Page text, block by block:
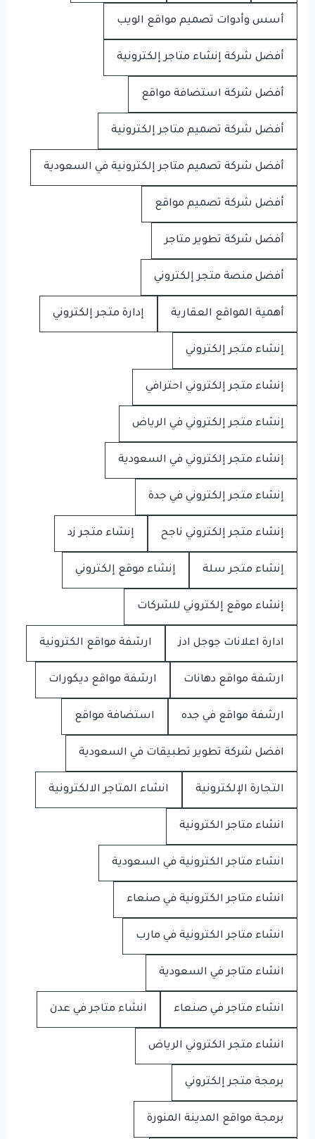
أسس وأدوات تصميم مواقع الويب
أفضل شركة إنشاء متاجر إلكترونية
أفضل شركة استضافة مواقع
أفضل شركة تصميم متاجر إلكترونية
أفضل شركة تصميم متاجر إلكترونية في السعودية
أفضل شركة تصميم مواقع
أفضل شركة تطوير متاجر
أفضل منصة متجر إلكتروني
أهمية المواقع العقارية إدارة متجر إلكتروني
إنشاء متجر إلكتروني
إنشاء متجر إلكتروني احترافي
إنشاء متجر إلكتروني في الرياض
إنشاء متجر إلكتروني في السعودية
إنشاء متجر إلكتروني في جدة
إنشاء متجر إلكتروني ناجح إنشاء متجر زد
إنشاء متجر سلة إنشاء موقع إلكتروني
إنشاء موقع إلكتروني للشركات
ادارة اعلانات جوجل ادز ارشفة مواقع الكترونية
ارشفة مواقع دهانات ارشفة مواقع ديكورات
ارشفة مواقع في جده استضافة مواقع
افضل شركة تطوير تطبيقات في السعودية
التجارة الإلكترونية انشاء المتاجر الالكترونية
انشاء متاجر الكترونية
انشاء متاجر الكترونية في السعودية
انشاء متاجر الكترونية في صنعاء
انشاء متاجر الكترونية في مارب
انشاء متاجر في السعودية
انشاء متاجر في صنعاء انشاء متاجر في عدن
انشاء متجر الكتروني الرياض
برمجة متجر إلكتروني
برمجة مواقع المدينة المنورة